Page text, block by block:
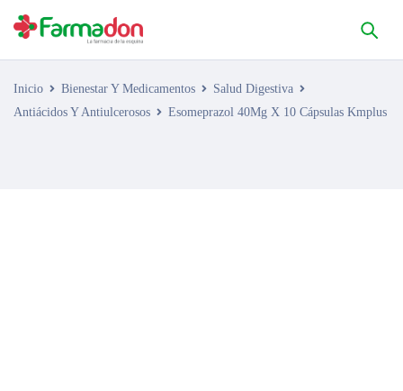
Inicio Bienestar Y Medicamentos
Salud Digestiva
Antiácidos Y Antiulcerosos
Esomeprazol 40Mg X 10 Cápsulas Kmplus